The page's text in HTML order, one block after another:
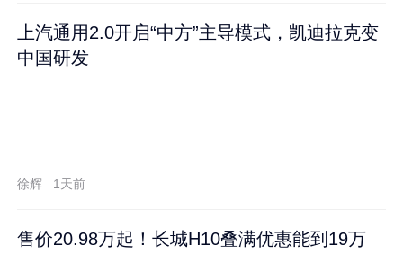
上汽通用2.0开启“中方”主导模式，凯迪拉克变
中国研发
徐辉 1天前
售价20.98万起！长城H10叠满优惠能到19万